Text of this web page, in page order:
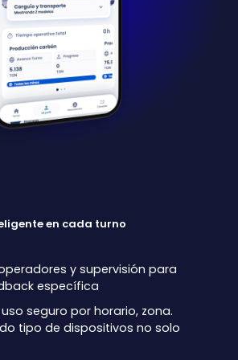
en cada turno
y supervisión para
específica
seguro por horario, zona.
tipo de dispositivos no solo